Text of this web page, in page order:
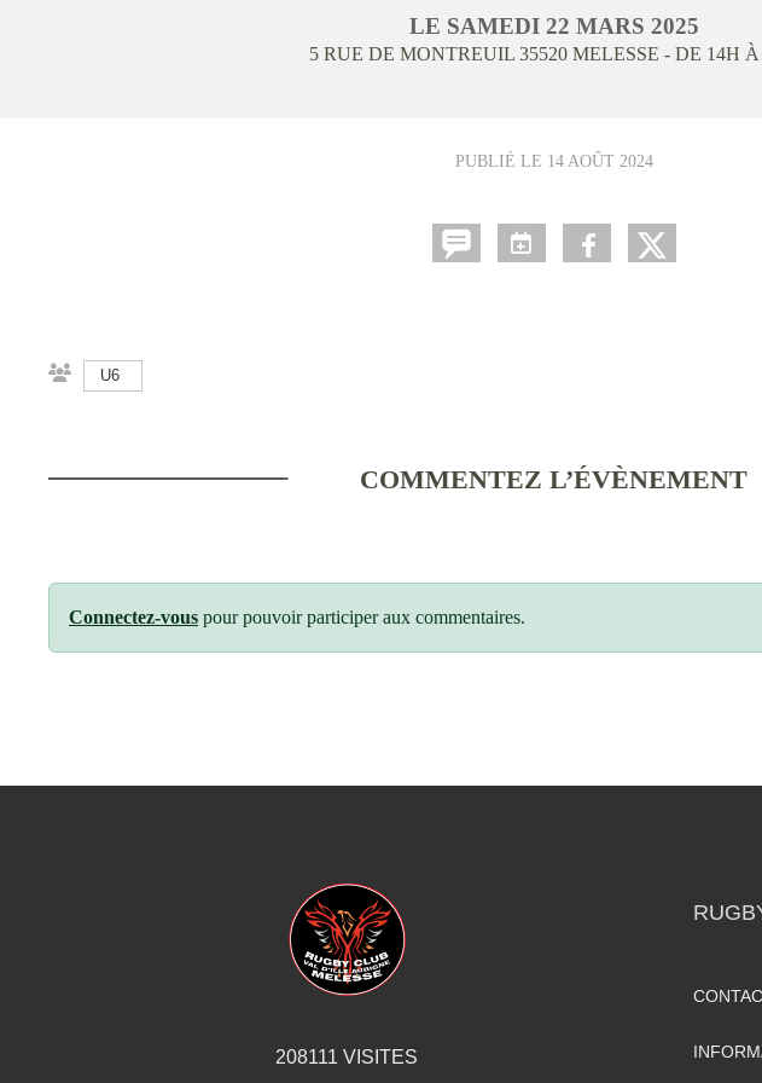
LE SAMEDI 22 MARS 2025
5 RUE DE MONTREUIL 35520 MELESSE - DE 14H À
PUBLIÉ LE 14 AOÛT 2024
U6
COMMENTEZ L’ÉVÈNEMENT
Connectez-vous pour pouvoir participer aux commentaires.
208111 VISITES